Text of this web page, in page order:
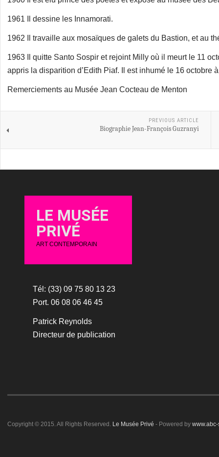
1961 Il dessine les Innamorati.
1962 Il travaille aux mosaïques de galets du Bastion, et au
1963 Il quitte Santo Sospir et rejoint Milly où il meurt le 11
appris la disparition d’Edith Piaf. Il est inhumé le 16 octobre
Remerciements au Musée Jean Cocteau de Menton
PREVIOUS ARTICLE
Biographie Jean-François Guzranyi
LE MUSÉE
PRIVÉ
ART CONTEMPORAIN
Tél: (33) 09 75 80 13 23
Port. 06 08 06 46 45
Patrick Reynolds
Directeur de publication
Copyright © 2015. All Rights Reserved. Le Musée Privé - Powered by